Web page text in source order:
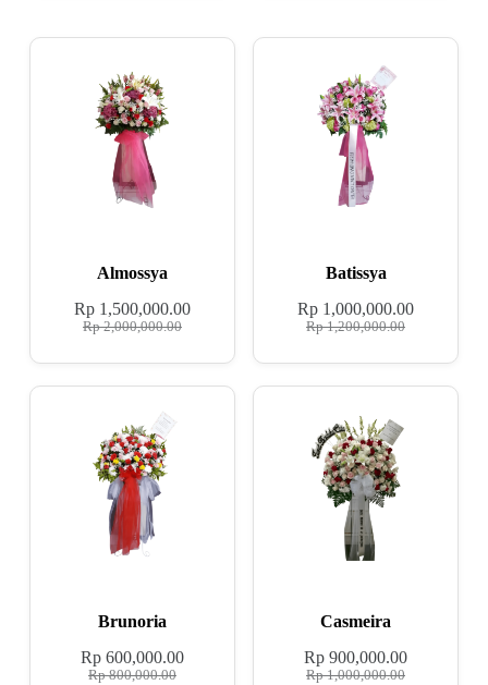
Almossya
Rp2,000,000.00
Rp1,500,000.00
Batissya
Rp1,200,000.00
Rp 1,000,000.00
Brunoria
Rp800,000.00
Rp600,000.00
Casmeira
Rp1,000,000.00
Rp 900,000.00